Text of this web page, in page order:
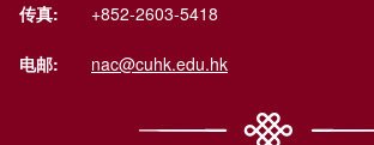
传真: +852-2603-5418
电邮: nac@cuhk.edu.hk